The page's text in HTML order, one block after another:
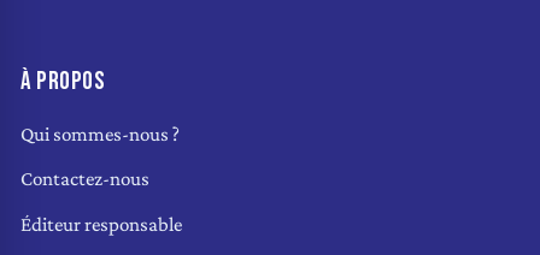
À PROPOS
Qui sommes-nous ?
Contactez-nous
Éditeur responsable